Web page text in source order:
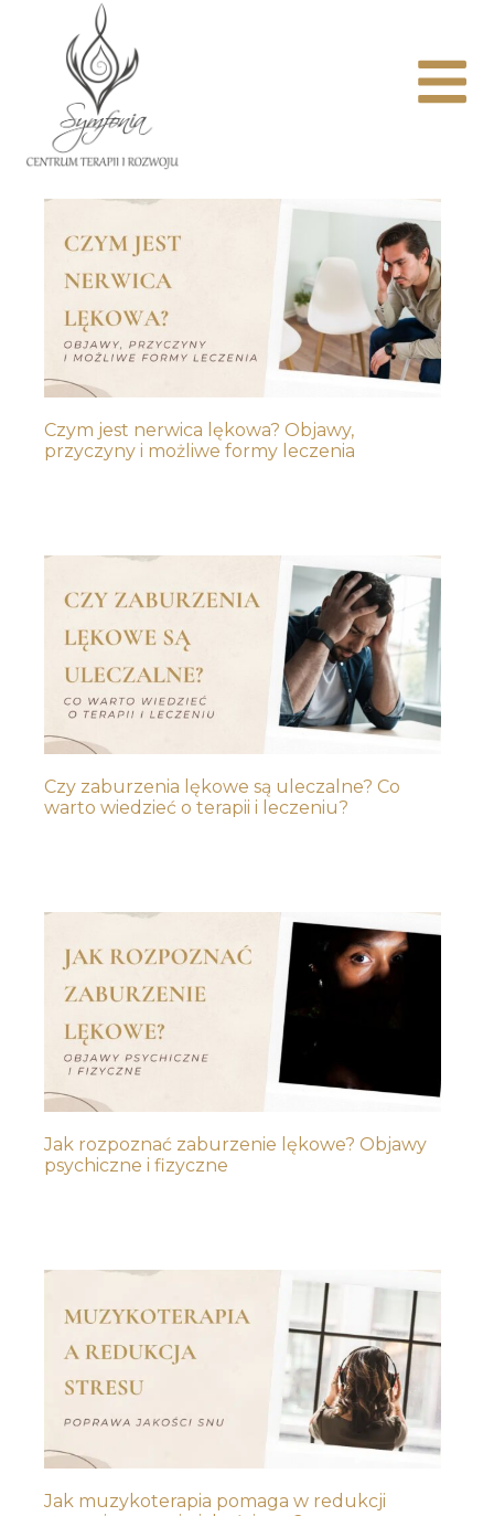
Czym jest nerwica lękowa? Objawy,
przyczyny i możliwe formy leczenia
Czy zaburzenia lękowe są uleczalne? Co
warto wiedzieć o terapii i leczeniu?
Jak rozpoznać zaburzenie lękowe? Objawy
psychiczne i fizyczne
Jak muzykoterapia pomaga w redukcji